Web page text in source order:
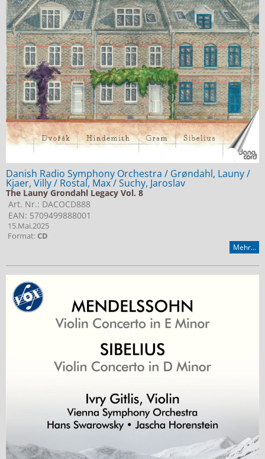
Danish Radio Symphony Orchestra / Grøndahl, Launy /
Kjaer, Villy / Rostal, Max / Suchy, Jaroslav
The Launy Grondahl Legacy Vol. 8
Art. Nr.: DACOCD888
EAN: 5709499888001
15.Mai.2025
Format:CD
Mehr...